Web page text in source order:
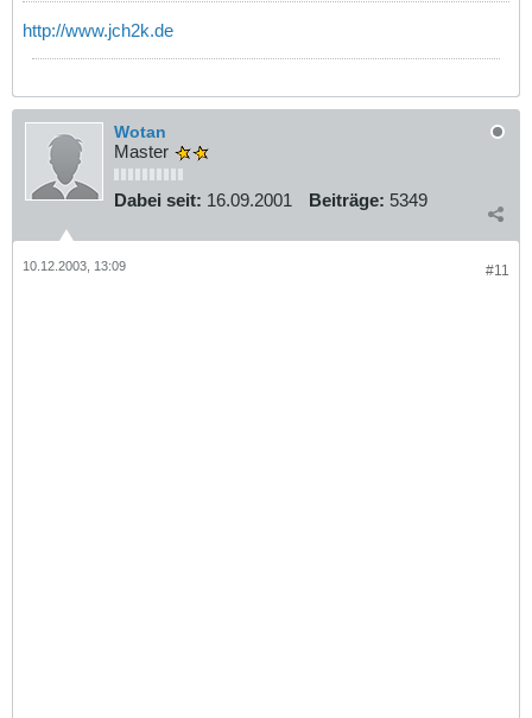
http://www.jch2k.de
Wotan
Master
Dabei seit: 16.09.2001 Beiträge: 5349
#11
10.12.2003, 13:09